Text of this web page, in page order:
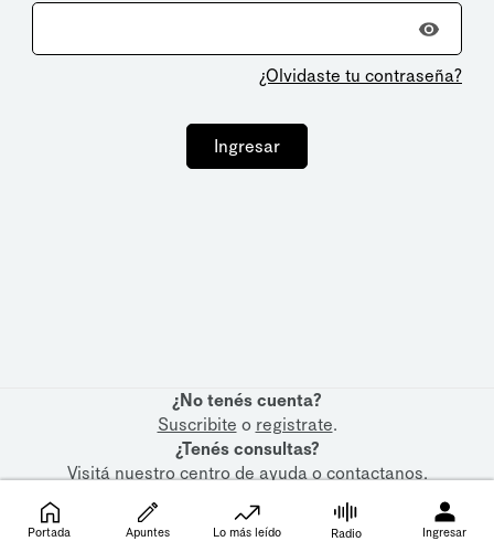
¿Olvidaste tu contraseña?
Ingresar
¿No tenés cuenta?
Suscribite o registrate.
¿Tenés consultas?
Visitá nuestrocentro de ayudaocontactanos.
Portada Apuntes Lo más leído Radio Ingresar